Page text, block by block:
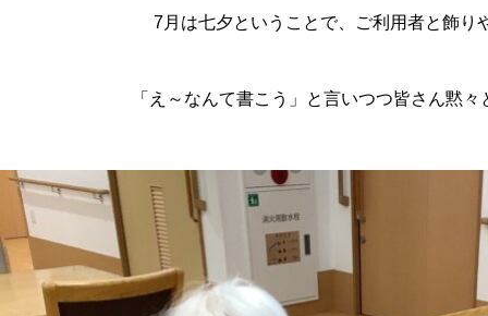
7月は七夕ということで、ご利用者と飾り
「え～なんて書こう」と言いつつ皆さん黙